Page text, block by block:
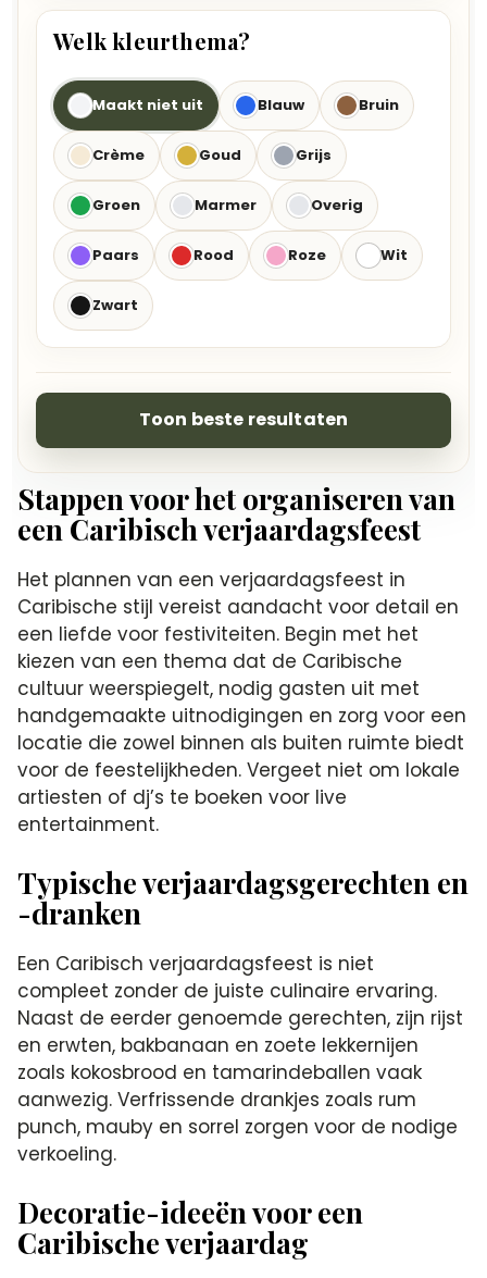
Welk kleurthema?
Maakt niet uit Blauw Bruin
Crème Goud Grijs
Groen Marmer Overig
Paars Rood Roze Wit
Zwart
Toon beste resultaten
Stappen voor het organiseren van
een Caribisch verjaardagsfeest
Het plannen van een verjaardagsfeest in
Caribische stijl vereist aandacht voor detail en
een liefde voor festiviteiten.​ Begin met het
kiezen van een thema dat de Caribische
cultuur weerspiegelt, nodig gasten uit met
handgemaakte uitnodigingen en zorg voor een
locatie die zowel binnen als buiten ruimte biedt
voor de feestelijkheden.​ Vergeet niet om lokale
artiesten of dj’s te boeken voor live
entertainment.​
Typische verjaardagsgerechten en
-dranken
Een Caribisch verjaardagsfeest is niet
compleet zonder de juiste culinaire ervaring.​
Naast de eerder genoemde gerechten, zijn rijst
en erwten, bakbanaan en zoete lekkernijen
zoals kokosbrood en tamarindeballen vaak
aanwezig.​ Verfrissende drankjes zoals rum
punch, mauby en sorrel zorgen voor de nodige
verkoeling.​
Decoratie-ideeën voor een
Caribische verjaardag